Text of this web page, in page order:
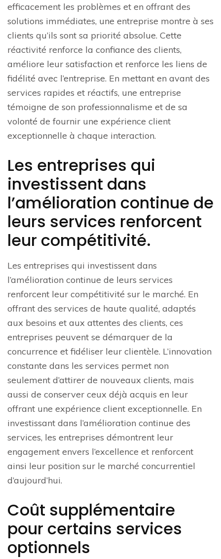
efficacement les problèmes et en offrant des
solutions immédiates, une entreprise montre à ses
clients qu’ils sont sa priorité absolue. Cette
réactivité renforce la confiance des clients,
améliore leur satisfaction et renforce les liens de
fidélité avec l’entreprise. En mettant en avant des
services rapides et réactifs, une entreprise
témoigne de son professionnalisme et de sa
volonté de fournir une expérience client
exceptionnelle à chaque interaction.
Les entreprises qui
investissent dans
l’amélioration continue de
leurs services renforcent
leur compétitivité.
Les entreprises qui investissent dans
l’amélioration continue de leurs services
renforcent leur compétitivité sur le marché. En
offrant des services de haute qualité, adaptés
aux besoins et aux attentes des clients, ces
entreprises peuvent se démarquer de la
concurrence et fidéliser leur clientèle. L’innovation
constante dans les services permet non
seulement d’attirer de nouveaux clients, mais
aussi de conserver ceux déjà acquis en leur
offrant une expérience client exceptionnelle. En
investissant dans l’amélioration continue des
services, les entreprises démontrent leur
engagement envers l’excellence et renforcent
ainsi leur position sur le marché concurrentiel
d’aujourd’hui.
Coût supplémentaire
pour certains services
optionnels